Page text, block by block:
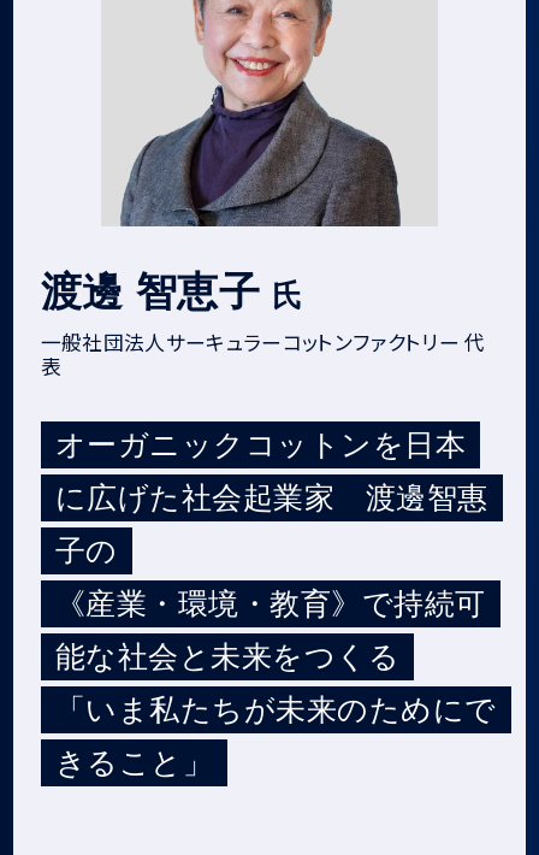
渡邊 智恵子 氏
一般社団法人サーキュラーコットンファクトリー 代
表
オーガニックコットンを日本
に広げた社会起業家 渡邊智惠
子の
《産業・環境・教育》で持続可
能な社会と未来をつくる
「いま私たちが未来のためにで
きること」